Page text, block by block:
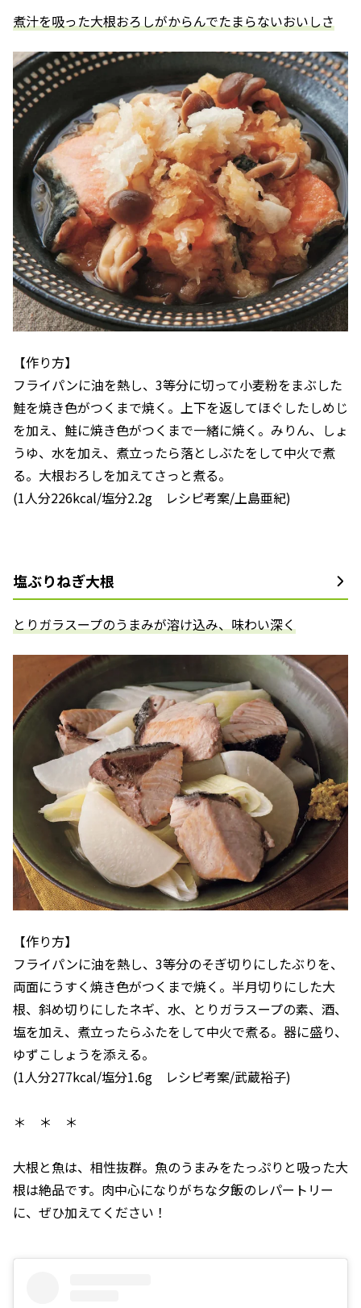
煮汁を吸った大根おろしがからんでたまらないおいしさ
【作り方】
フライパンに油を熱し、3等分に切って小麦粉をまぶした
鮭を焼き色がつくまで焼く。上下を返してほぐしたしめじ
を加え、鮭に焼き色がつくまで一緒に焼く。みりん、しょ
うゆ、水を加え、煮立ったら落としぶたをして中火で煮
る。大根おろしを加えてさっと煮る。
(1人分226kcal/塩分2.2g レシピ考案/上島亜紀)
塩ぶりねぎ大根
とりガラスープのうまみが溶け込み、味わい深く
【作り方】
フライパンに油を熱し、3等分のそぎ切りにしたぶりを、
両面にうすく焼き色がつくまで焼く。半月切りにした大
根、斜め切りにしたネギ、水、とりガラスープの素、酒、
塩を加え、煮立ったらふたをして中火で煮る。器に盛り、
ゆずこしょうを添える。
(1人分277kcal/塩分1.6g レシピ考案/武蔵裕子)
＊ ＊ ＊
大根と魚は、相性抜群。魚のうまみをたっぷりと吸った大
根は絶品です。肉中心になりがちな夕飯のレパートリー
に、ぜひ加えてください！